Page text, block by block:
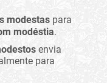
modestas para
modéstia.
envia
para